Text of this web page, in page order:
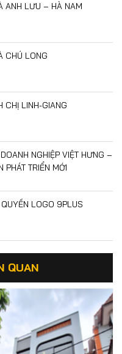
ANH LƯU – HÀ NAM
CHÚ LONG
CHỊ LINH-GIANG
NGHIỆP VIỆT HƯNG –
PHÁT TRIỂN MỚI
LOGO 9PLUS
QUAN